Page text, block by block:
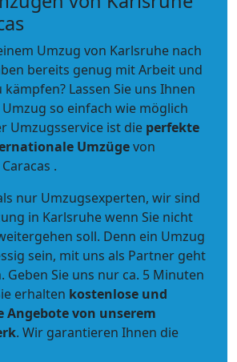
Umzug von Karlsruhe nach
bereits genug mit Arbeit und
Lassen Sie uns Ihnen
so einfach wie möglich
Umzugsservice ist die perfekte
Umzügevon
.
nur Umzugsexperten, wir sind
in Karlsruhe wenn Sie nicht
soll. Denn ein Umzug
sein, mit uns als Partner geht
Geben Sie uns nur ca. 5 Minuten
erhalten kostenlose und
Angebote von unserem
. Wir garantieren Ihnen die